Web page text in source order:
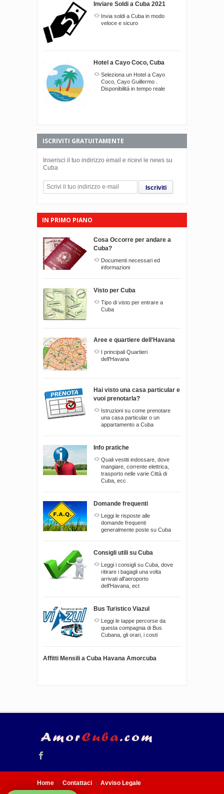
Inviare Soldi a Cuba 2021
Invia soldi a Cuba in modo
veloce e sicuro
Hotel a Cayo Coco, Cuba
Seleziona un Hotel a Cayo
Coco, Cayo Guillermo .
Disponibilitá in tempo reale
ISCRIVITI GRATUITAMENTE
Inserisci il tuo indirizzo email e ricevi le news su
Cuba
Iscriviti
IN PRIMO PIANO
Cosa Occorre per andare a
Cuba?
Documenti necessari ed
informazioni
Visto per Cuba
Tipo di visto per entrare a
Cuba
Aree e quartiere dell'Havana
I principali Quartieri
dell'Havana
Hai visto una casa particular e
vuoi prenotarla?
Istruzioni su come prenotare
una casa particular o un
appartamento a Cuba
Info pratiche
Quali vestiti indossare, dove
mangiare, corrente elettrica,
trasporto nelle varie Città di
Cuba, ecc
Domande frequenti
Leggi le risposte alle
domande frequenti
generalmente poste su Cuba
Consigli utili su Cuba
Leggi i consigli su Cuba, dove
ritirare i bagagli una volta
arrivati all'aeroporto
dell'Havana, ect
Bus Turistico Viazul
Leggi le tappe percorse da
questa compagnia di Bus
Cubana, gli orari, i costi
Affitti Mensili a Cuba Havana Amorcuba
Home Contattaci Avviso Legale